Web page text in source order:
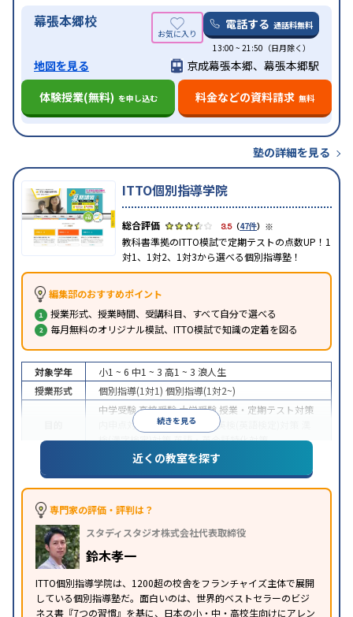
幕張本郷校 電話する 通話料無料
13:00 ~ 21:50（日月除く）
地図を見る
京成幕張本郷、幕張本郷駅
体験授業(無料) を申し込む 料金などの資料請求 無料
塾の詳細を見る
ITTO個別指導学院
3.5（47件） ※
教科書準拠のITTO模試で定期テストの点数UP！1
対1、1対2、1対3から選べる個別指導塾！
編集部のおすすめポイント
授業形式、授業時間、受講科目、すべて自分で選べる
毎月無料のオリジナル模試、ITTO模試で知識の定着を図る
続きを見る
対象学年 小1 ~ 6 中1 ~ 3 高1 ~ 3 浪人生
授業形式
個別指導(1対1) 個別指導(1対2~)
中学受験高校受験大学受験 授業・定期テスト対策
内申点対策
学習習慣の定着 英検(英語検定)対策
検(漢字検定)対策英語・英会話特化対策
1科目から受講可能季節講習のみの受講可
※2023年3月調査。小学校高学年の個別指導塾アンケート調査方法を参
近くの教室を探す
専門家の評価・評判は？
スタディスタジオ株式会社代表取締役
鈴木孝一
ITTO個別指導学院は、1200超の校舎をフランチャイズ主体で展開
している個別指導塾だ。面白いのは、世界的ベストセラーのビジ
ネス書『7つの習慣』を基に、日本の小・中・高校生向けにアレン